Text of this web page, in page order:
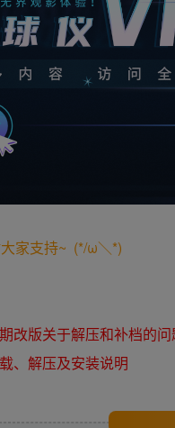
家支持~ (*/ω＼*)
改版关于解压和补档的
、解压及安装说明